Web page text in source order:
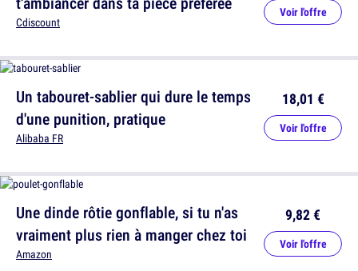
Un tabouret-sablier qui dure le temps
d'une punition, pratique
Alibaba FR
18,01 €
Voir l'offre
Cdiscount
Voir l'offre
Une dinde rôtie gonflable, si tu n'as
vraiment plus rien à manger chez toi
Amazon
9,82 €
Voir l'offre